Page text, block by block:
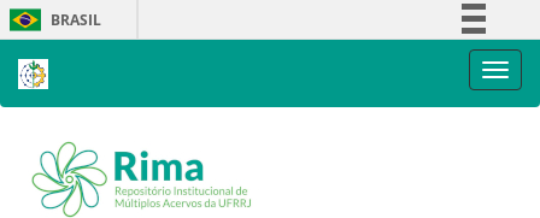
Skip
navigation
BRASIL